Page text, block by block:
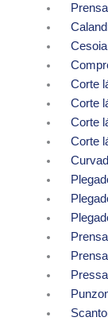
Corte
Corte
Corte
Corte